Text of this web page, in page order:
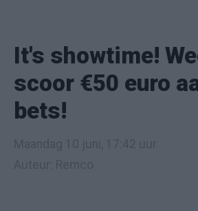
It's showtime!
scoor €50 euro
bets!